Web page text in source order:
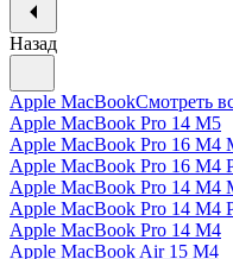
Назад
Apple MacBookСмотреть
Apple MacBook Pro 14 M5
Apple MacBook Pro 16 M4
Apple MacBook Pro 16 M4
Apple MacBook Pro 14 M4
Apple MacBook Pro 14 M4
Apple MacBook Pro 14 M4
Apple MacBook Air 15 M4